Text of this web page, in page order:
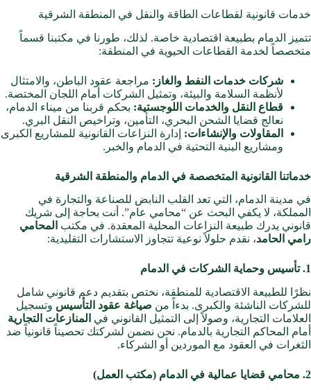
خدمات قانونية لقطاعات الطاقة والنقل في المنطقة الشرقية
تتميز الدمام بطبيعة اقتصادية خاصة. لذلك، طورنا في مكتبنا قسماً
متخصصاً لخدمة القطاعات الحيوية في المنطقة:
شركات خدمات النفط والغاز: مراجعة عقود الباطن، والامتثال
لأنظمة السلامة والبيئة، وتمثيل الشركات أمام اللجان المختصة.
قطاع النقل والخدمات اللوجستية: بحكم قربنا من ميناء الدمام،
نعالج قضايا الشحن البحري، التأمين، وتراخيص النقل البري.
المقاولات والإنشاءات: إدارة النزاعات القانونية للمشاريع الكبرى
ومشاريع البنية التحتية في الدمام والخبر.
خدماتنا القانونية المتخصصة في الدمام والمنطقة الشرقية
في مدينة الدمام، التي تعد القلب النابض للصناعة والتجارة في
المملكة، لا يكفي البحث عن “محامي عام”. أنت بحاجة إلى شريك
قانوني يدرك طبيعة النزاعات المحلية المعقدة. في مكتب المحامي
رامي الحامد، نقدم حلولاً نوعية تتجاوز الاستشارات التقليدية:
1. تأسيس وحماية الشركات في الدمام
نظرًا للطبيعة الاقتصادية للمنطقة، نختص بتقديم دعم قانوني شامل
للشركات الناشئة والكبرى. بدءاً من صياغة عقود التأسيس وتسجيل
العلامات التجارية، وصولاً إلى التمثيل القانوني في المنازعات التجارية
أمام المحاكم التجارية بالدمام. نحن نضمن لشركتك تحصيناً قانونياً ضد
الثغرات في العقود مع الموردين أو الشركاء.
2. محامي قضايا عمالية في الدمام (مكتب العمل)